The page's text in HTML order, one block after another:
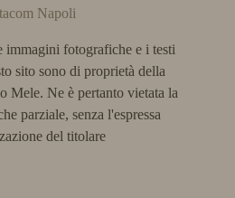
Napoli
immagini fotografiche e i testi
sito sono di proprietà della
Mele. Ne è pertanto vietata la
parziale, senza l'espressa
del titolare